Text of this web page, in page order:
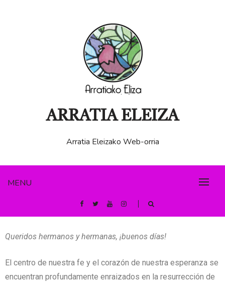
MENU
ARRATIA ELEIZA
Arratia Eleizako Web-orria
Queridos hermanos y hermanas, ¡buenos días!
El centro de nuestra fe y el corazón de nuestra esperanza se
encuentran profundamente enraizados en la resurrección de